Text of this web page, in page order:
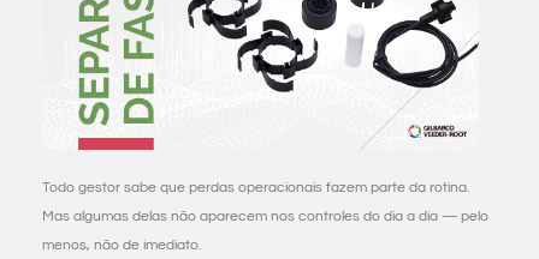
Todo gestor sabe que perdas operacionais fazem parte da rotina.
Mas algumas delas não aparecem nos controles do dia a dia — pelo
menos, não de imediato.